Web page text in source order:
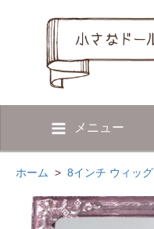
メニュー
ホーム > 8インチ ウィッグ